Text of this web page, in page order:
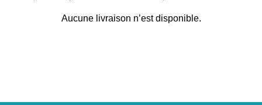
Aucune livraison n’est disponible.